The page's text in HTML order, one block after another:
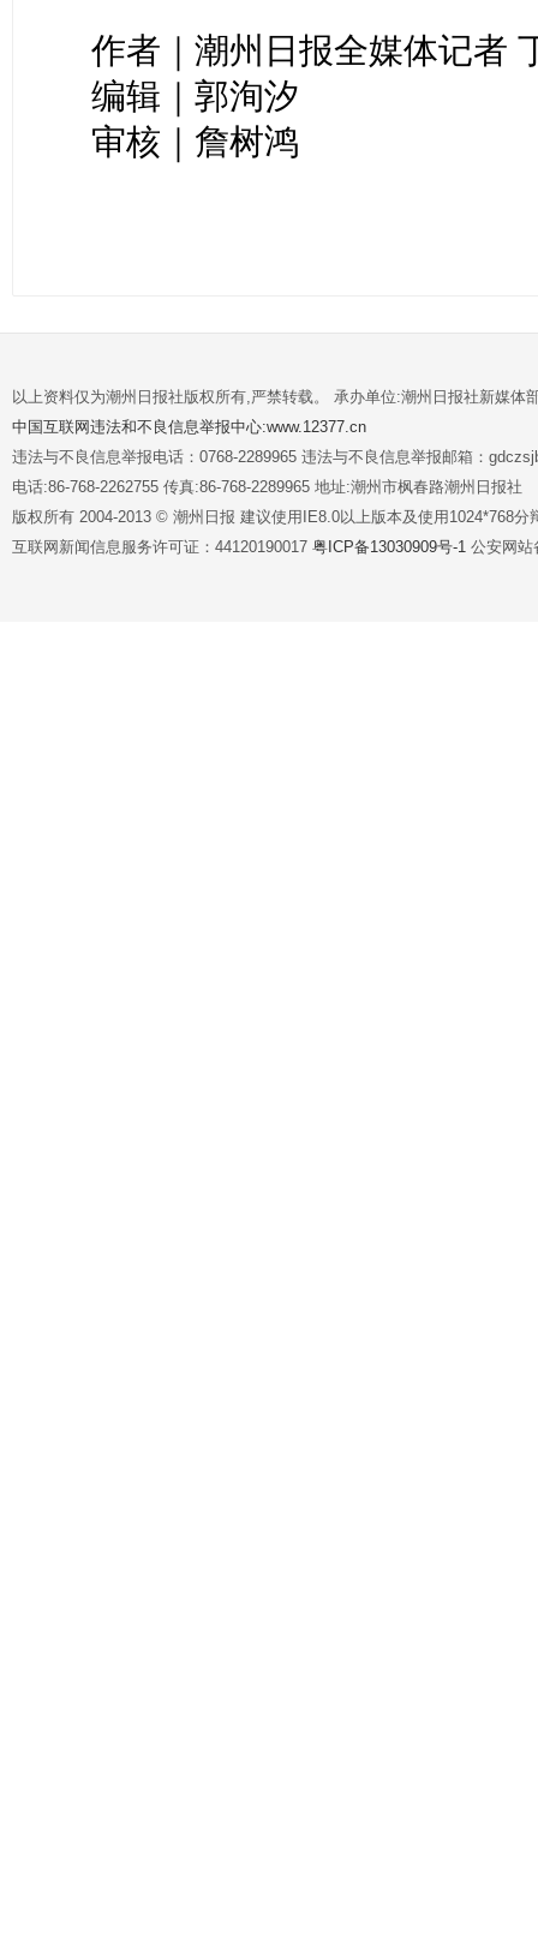
作者｜潮州日报全媒体记者
编辑｜郭洵汐
审核｜詹树鸿
以上资料仅为潮州日报社版权所有,严禁转载。 承办单位:潮州日报社新媒体
中国互联网违法和不良信息举报中心:www.12377.cn
违法与不良信息举报电话：0768-2289965 违法与不良信息举报邮箱：
电话:86-768-2262755 传真:86-768-2289965 地址:潮州市枫春路潮州日报社
版权所有 2004-2013 © 潮州日报 建议使用IE8.0以上版本及使用1024*768分
互联网新闻信息服务许可证：44120190017 粤ICP备13030909号-1 公安网站